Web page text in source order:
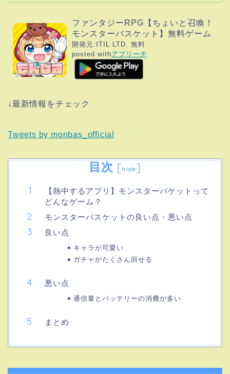
ファンタジーRPG【ちょいと召喚！
モンスターバスケット】無料ゲーム
開発元: ITIL LTD. 無料
posted withアプリーチ
↓最新情報をチェック
Tweets by monbas_official
目次 [hide]
【熱中するアプリ】モンスターバケットって
どんなゲーム？
モンスターバスケットの良い点・悪い点
良い点
キャラが可愛い
ガチャがたくさん回せる
悪い点
通信量とバッテリーの消費が多い
まとめ